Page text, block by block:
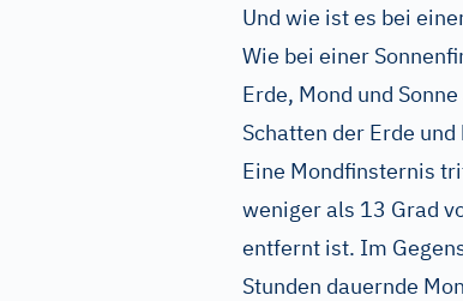
Und wie ist es bei
Wie bei einer
Erde, Mond und
Schatten der Erde
Eine Mondfinsternis
weniger als 13 Grad
entfernt ist. Im
Stunden dauernde